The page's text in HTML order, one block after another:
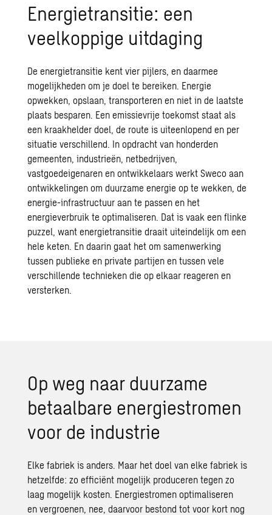
Energietransitie: een
veelkoppige uitdaging
Deenergietransitie kent vier pijlers, en daarmee
mogelijkheden om je doel te bereiken. Energie
opwekken, opslaan, transporteren en niet in de laatste
plaats besparen. Een emissievrije toekomst staat als
een kraakhelder doel, de route is uiteenlopend en per
situatie verschillend. In opdracht van honderden
gemeenten,industrieën, netbedrijven,
vastgoedeigenaren en ontwikkelaars werktSweco aan
ontwikkelingen om duurzame energie op te wekken, de
energie-infrastructuur aan te passen en het
energieverbruik te optimaliseren. Dat is vaak een flinke
puzzel, want energietransitie draait uiteindelijk om een
hele keten. En daarin gaat het om samenwerking
tussen publieke en private partijen en tussen vele
verschillende technieken die op elkaar reageren en
versterken.
Op weg naar duurzame
betaalbare energiestromen
voor de industrie
Elke fabriek is anders. Maar het doel van elke fabriek is
hetzelfde: zo efficiënt mogelijk produceren tegen zo
laag mogelijk kosten. Energiestromen optimaliseren
envergroenen, nee, daarvoor bestond tot voor kort nog